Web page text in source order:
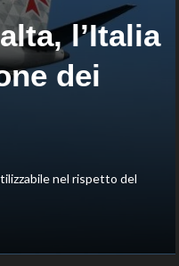
l’Italia
dei
nel rispetto del